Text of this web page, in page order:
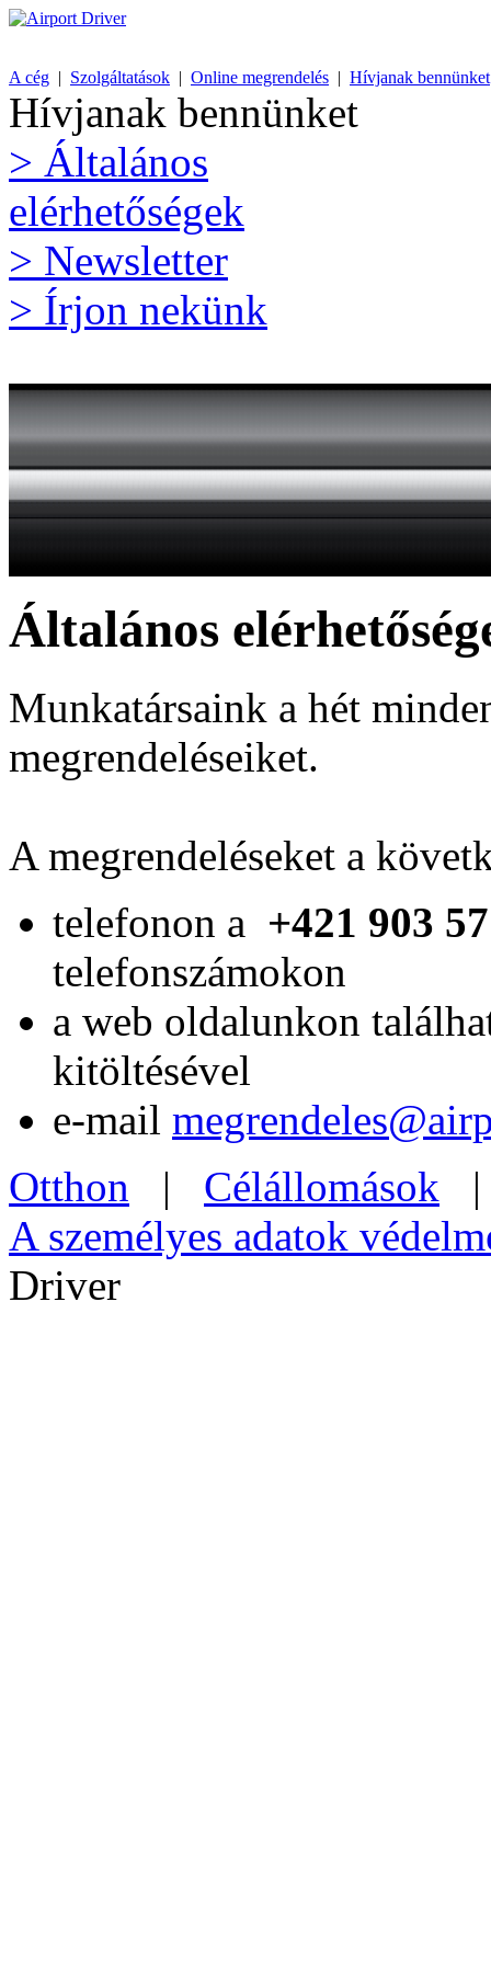
A cég | Szolgáltatások | Online megrendelés | Hívjanak bennünket
Hívjanak bennünket
> Általános
elérhetőségek
> Newsletter
> Írjon nekünk
Általános
Munkatársaink a hét
megrendeléseiket.
A megrendeléseket a
telefonon a +421 903
telefonszámokon
a web oldalunkon
kitöltésével
e-mail
Otthon
| Célállomások
A személyes adatok
Driver